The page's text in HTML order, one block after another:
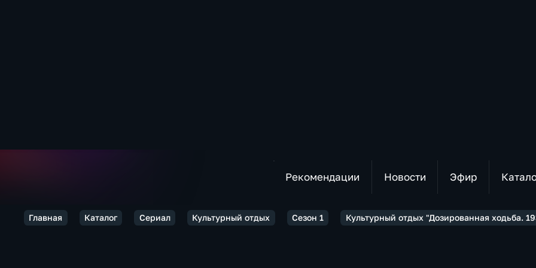
Рекомендации Новости Эфир
Главная Каталог Сериал Культурный отдых Сезон 1 Культурный отдых "Дозированная ходьба.